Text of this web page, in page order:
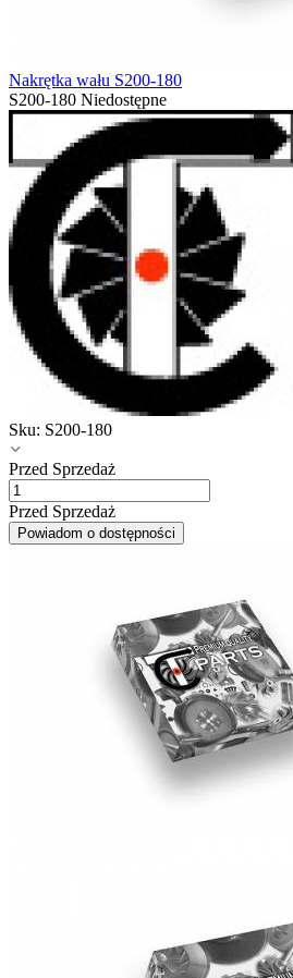
Nakrętka wału S200-180
S200-180 Niedostępne
Sku: S200-180
Przed Sprzedaż
Przed Sprzedaż
Powiadom o dostępności